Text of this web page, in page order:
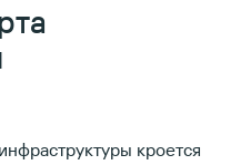
кроется